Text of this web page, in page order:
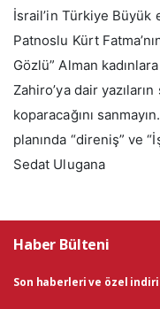
İsrail’in Türkiye Büyük
Patnoslu Kürt
Gözlü” Alman
Zahiro’ya dair
koparacağını
planında “direniş” ve
Sedat Ulugana
Haber Bülteni
Son haberleri ve özel